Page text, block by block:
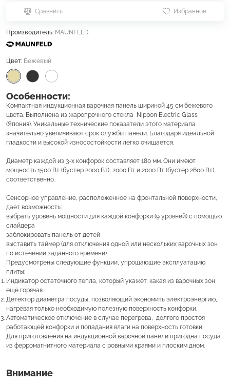
Сравнить Избранное
Производитель: MAUNFELD
Цвет: Бежевый
Особенности:
Компактная индукционная варочная панель шириной 45 см бежевого
цвета. Выполнена из жаропрочного стекла Nippon Electric Glass
(Япония). Уникальные технические показатели этого материала
значительно увеличивают срок службы панели. Благодаря идеальной
гладкости и высокой износостойкости легко очищается.
Диаметр каждой из 3-х конфорок составляет 180 мм. Они имеют
мощность 1500 Вт (бустер 2000 Вт), 2000 Вт и 2000 Вт (бустер 2600 Вт)
соответственно.
Сенсорное управление, расположенное на фронтальной поверхности,
дает возможность:
выбрать уровень мощности для каждой конфорки (9 уровней) с помощью
слайдера
заблокировать панель от детей
выставить таймер (для отключения одной или нескольких варочных зон
по истечении заданного времени)
Предусмотрены следующие функции, упрощающие эксплуатацию
плиты:
Индикатор остаточного тепла, который укажет, какая из варочных зон
ещё горячая.
Детектор диаметра посуды, позволяющий экономить электроэнергию,
нагревая только необходимую полезную поверхность конфорки.
Автоматическое отключение в случае перегрева, долгого простоя
работающей конфорки и попадания влаги на поверхность готовки.
Для приготовления на индукционной варочной панели пригодна посуда
из ферромагнитного материала с ровными краями и плоским дном.
Внимание